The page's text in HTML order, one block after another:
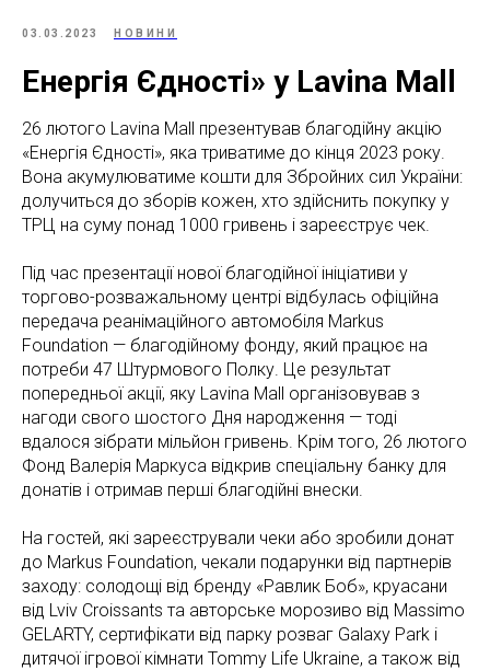
03.03.2023 НОВИНИ
Енергія Єдності» у Lavina Mall
26 лютого Lavina Mall презентував благодійну акцію
«Енергія Єдності», яка триватиме до кінця 2023 року.
Вона акумулюватиме кошти для Збройних сил України:
долучиться до зборів кожен, хто здійснить покупку у
ТРЦ на суму понад 1000 гривень і зареєструє чек.
Під час презентації нової благодійної ініціативи у
торгово-розважальному центрі відбулась офіційна
передача реанімаційного автомобіля Markus
Foundation — благодійному фонду, який працює на
потреби 47 Штурмового Полку. Це результат
попередньої акції, яку Lavina Mall організовував з
нагоди свого шостого Дня народження — тоді
вдалося зібрати мільйон гривень. Крім того, 26 лютого
Фонд Валерія Маркуса відкрив спеціальну банку для
донатів і отримав перші благодійні внески.
На гостей, які зареєстрували чеки або зробили донат
до Markus Foundation, чекали подарунки від партнерів
заходу: солодощі від бренду «Равлик Боб», круасани
від Lviv Croissants та авторське морозиво від Massimo
GELARTY, сертифікати від парку розваг Galaxy Park і
дитячої ігрової кімнати Tommy Life Ukraine, а також від